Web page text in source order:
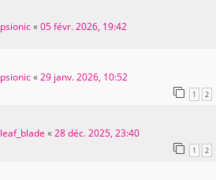
psionic«05 févr. 2026, 19:42
psionic«29 janv. 2026, 10:52
1 2
leaf_blade «28 déc. 2025, 23:40
1 2